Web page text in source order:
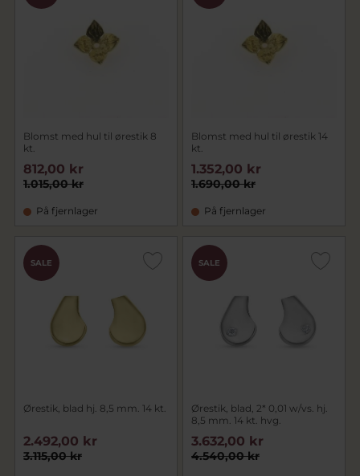
Blomst med hul til ørestik 8
kt.
1.015,00 kr
812,00 kr
På fjernlager
Blomst med hul til ørestik 14
kt.
1.690,00 kr
1.352,00 kr
På fjernlager
SALE
Ørestik, blad hj. 8,5 mm. 14 kt.
3.115,00 kr
2.492,00 kr
SALE
Ørestik, blad, 2* 0,01 w/vs. hj.
8,5 mm. 14 kt. hvg.
4.540,00 kr
3.632,00 kr